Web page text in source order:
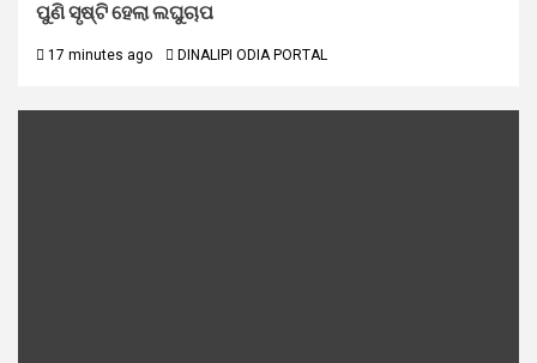
ପୁଣି ସୃଷ୍ଟି ହେଲା ଲଘୁଚାପ
17 minutes ago DINALIPI ODIA PORTAL